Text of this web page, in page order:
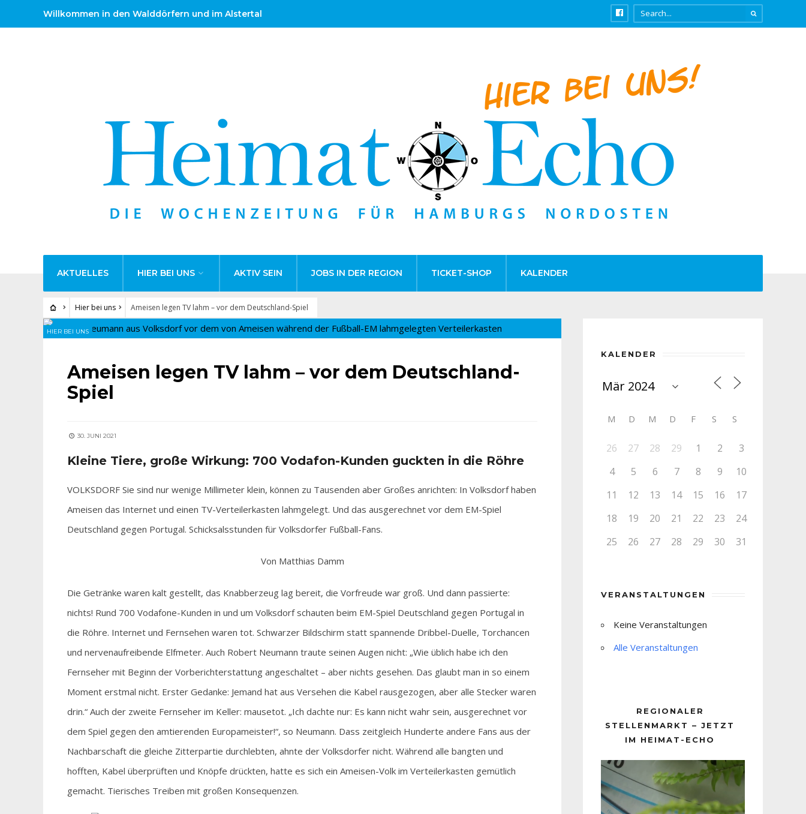
Willkommen in den Walddörfern und im Alstertal
AKTUELLES HIER BEI UNS AKTIV SEIN JOBS IN DER REGION TICKET-SHOP KALENDER
Hier bei uns Ameisen legen TV lahm – vor dem Deutschland-Spiel
HIER BEI UNS
Ameisen legen TV lahm – vor dem Deutschland-
Spiel
30. JUNI 2021
Kleine Tiere, große Wirkung: 700 Vodafon-Kunden guckten in die Röhre
VOLKSDORF Sie sind nur wenige Millimeter klein, können zu Tausenden aber Großes anrichten: In Volksdorf haben
Ameisen das Internet und einen TV-Verteilerkasten lahmgelegt. Und das ausgerechnet vor dem EM-Spiel
Deutschland gegen Portugal. Schicksalsstunden für Volksdorfer Fußball-Fans.
Von Matthias Damm
Die Getränke waren kalt gestellt, das Knabberzeug lag bereit, die Vorfreude war groß. Und dann passierte:
nichts! Rund 700 Vodafone-Kunden in und um Volksdorf schauten beim EM-Spiel Deutschland gegen Portugal in
die Röhre. Internet und Fernsehen waren tot. Schwarzer Bildschirm statt spannende Dribbel-Duelle, Torchancen
und nervenaufreibende Elfmeter. Auch Robert Neumann traute seinen Augen nicht: „Wie üblich habe ich den
Fernseher mit Beginn der Vorberichterstattung angeschaltet – aber nichts gesehen. Das glaubt man in so einem
Moment erstmal nicht. Erster Gedanke: Jemand hat aus Versehen die Kabel rausgezogen, aber alle Stecker waren
drin.“ Auch der zweite Fernseher im Keller: mausetot. „Ich dachte nur: Es kann nicht wahr sein, ausgerechnet vor
dem Spiel gegen den amtierenden Europameister!“, so Neumann. Dass zeitgleich Hunderte andere Fans aus der
Nachbarschaft die gleiche Zitterpartie durchlebten, ahnte der Volksdorfer nicht. Während alle bangten und
hofften, Kabel überprüften und Knöpfe drückten, hatte es sich ein Ameisen-Volk im Verteilerkasten gemütlich
gemacht. Tierisches Treiben mit großen Konsequenzen.
KALENDER
M D M D F S S
26 27 28 29 1 2
3
4
5 6 7 8 9
10
11
12 13 14 15 16
17
18
19 20 21 22 23
24
25
26 27 28 29 30 31
VERANSTALTUNGEN
Keine Veranstaltungen
Alle Veranstaltungen
REGIONALER
STELLENMARKT – JETZT
IM HEIMAT-ECHO
Player